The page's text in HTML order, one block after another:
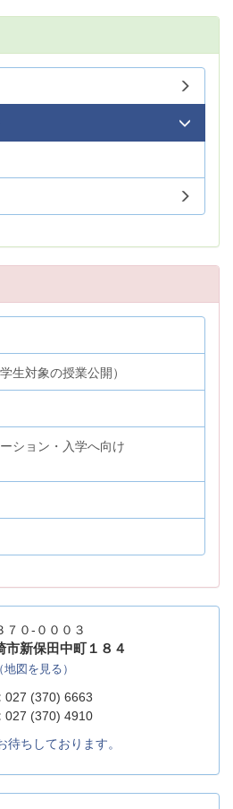
生対象の授業公開）
ション・入学へ向け
７０-０００３
市新保田中町１８４
（地図を見る）
027 (370) 6663
027 (370) 4910
待ちしております。